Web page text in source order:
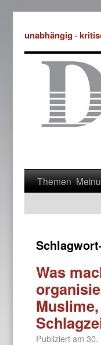
unabhängig ·
Themen
Was
Publiziert am 30.